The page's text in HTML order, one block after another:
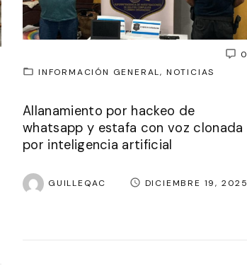
0
INFORMACIÓN GENERAL NOTICIAS
Allanamiento por hackeo de
whatsapp y estafa con voz clonada
por inteligencia artificial
GUILLEQAC DICIEMBRE 19, 2025